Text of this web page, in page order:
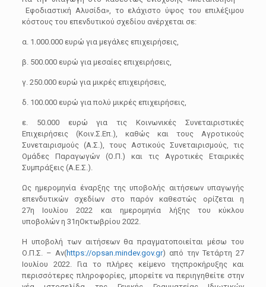
Εφοδιαστική Αλυσίδα», το ελάχιστο ύψος του επιλέξιμου
κόστους του επενδυτικού σχεδίου ανέρχεται σε:
α. 1.000.000 ευρώ για μεγάλες επιχειρήσεις,
β. 500.000 ευρώ για μεσαίες επιχειρήσεις,
γ. 250.000 ευρώ για μικρές επιχειρήσεις,
δ. 100.000 ευρώ για πολύ μικρές επιχειρήσεις,
ε. 50.000 ευρώ για τις Κοινωνικές Συνεταιριστικές
Επιχειρήσεις (Κοιν.Σ.Επ.), καθώς και τους Αγροτικούς
Συνεταιρισμούς (Α.Σ.), τους Αστικούς Συνεταιρισμούς, τις
Ομάδες Παραγωγών (Ο.Π.) και τις Αγροτικές Εταιρικές
Συμπράξεις (Α.Ε.Σ.).
Ως ημερομηνία έναρξης της υποβολής αιτήσεων υπαγωγής
επενδυτικών σχεδίων στο παρόν καθεστώς ορίζεται η
27η Ιουλίου 2022 και ημερομηνία λήξης του κύκλου
υποβολώνη 31ηΟκτωβρίου 2022.
Η υποβολή των αιτήσεωνθαπραγματοποιείται μέσω του
Ο.Π.Σ. – Αv(https://opsan.mindev.gov.gr) από την Τετάρτη 27
Ιουλίου 2022. Για το πλήρες κείμενο τηςπροκήρυξης και
περισσότερες πληροφορίες, μπορείτε να περιηγηθείτε στην